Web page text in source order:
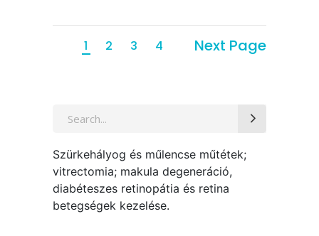
1 2 3 4 Next Page
Szürkehályog és műlencse műtétek;
vitrectomia; makula degeneráció,
diabéteszes retinopátia és retina
betegségek kezelése.